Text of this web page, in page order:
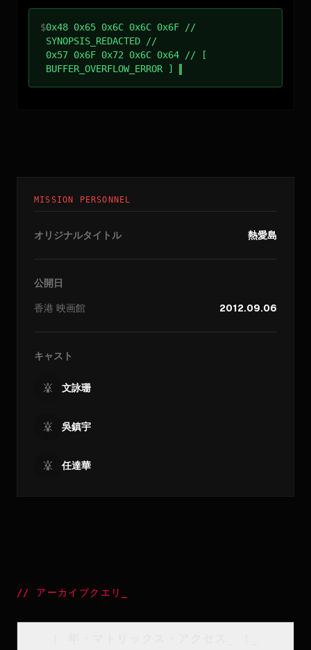
$0x48 0x65 0x6C 0x6C 0x6F //
SYNOPSIS_REDACTED //
0x57 0x6F 0x72 0x6C 0x64 // [
BUFFER_OVERFLOW_ERROR ]
MISSION PERSONNEL
オリジナルタイトル 熱愛島
公開日
香港 映画館 2012.09.06
キャスト
文詠珊
吳鎮宇
任達華
// アーカイブクエリ